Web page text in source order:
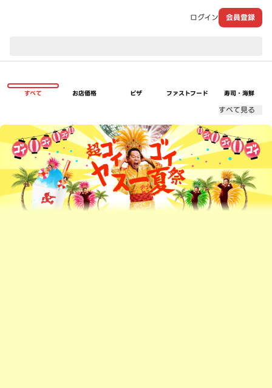
ログイン 会員登録
すべて お店価格 ピザ ファストフード 寿司・海鮮
すべて見る
超ゴイゴイヤスー夏祭